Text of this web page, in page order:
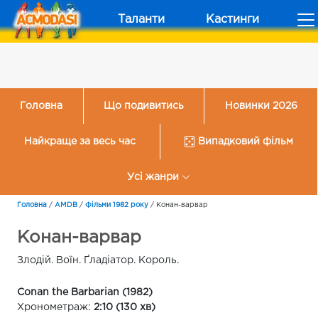
Таланти Кастинги
Головна Що подивитись Новинки 2026
Найкраще за весь час Випадковий фільм
Усі жанри
Головна / AMDB / Фільми 1982 року / Конан-варвар
Конан-варвар
Злодій. Воїн. Ґладіатор. Король.
Conan the Barbarian (1982)
Хронометраж: 2:10 (130 хв)